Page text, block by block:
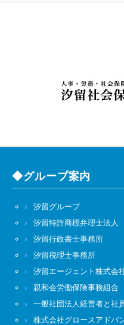
◆グループ案内
汐留グループ
汐留特許商標弁理士法人
汐留行政書士事務所
汐留税理士事務所
汐留エージェント株式会
親和会労働保険事務組合
一般社団法人経営者と社
株式会社グロースアドバ